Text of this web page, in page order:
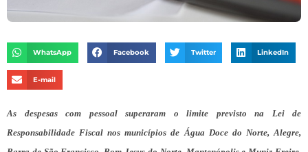
WhatsApp Facebook Twitter LinkedIn
E-mail
As despesas com pessoal superaram o limite previsto na Lei de
Responsabilidade Fiscal nos municípios de Água Doce do Norte, Alegre,